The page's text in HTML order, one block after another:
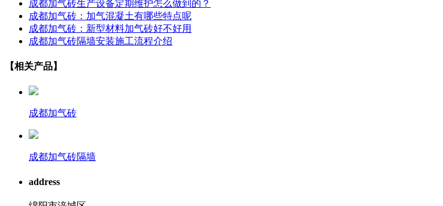
成都加气砖生产设备定期维护怎么做到的？
成都加气砖：加气混凝土有哪些特点呢
成都加气砖：新型材料加气砖好不好用
成都加气砖隔墙安装施工流程介绍
【相关产品】
成都加气砖
成都加气砖隔墙
address